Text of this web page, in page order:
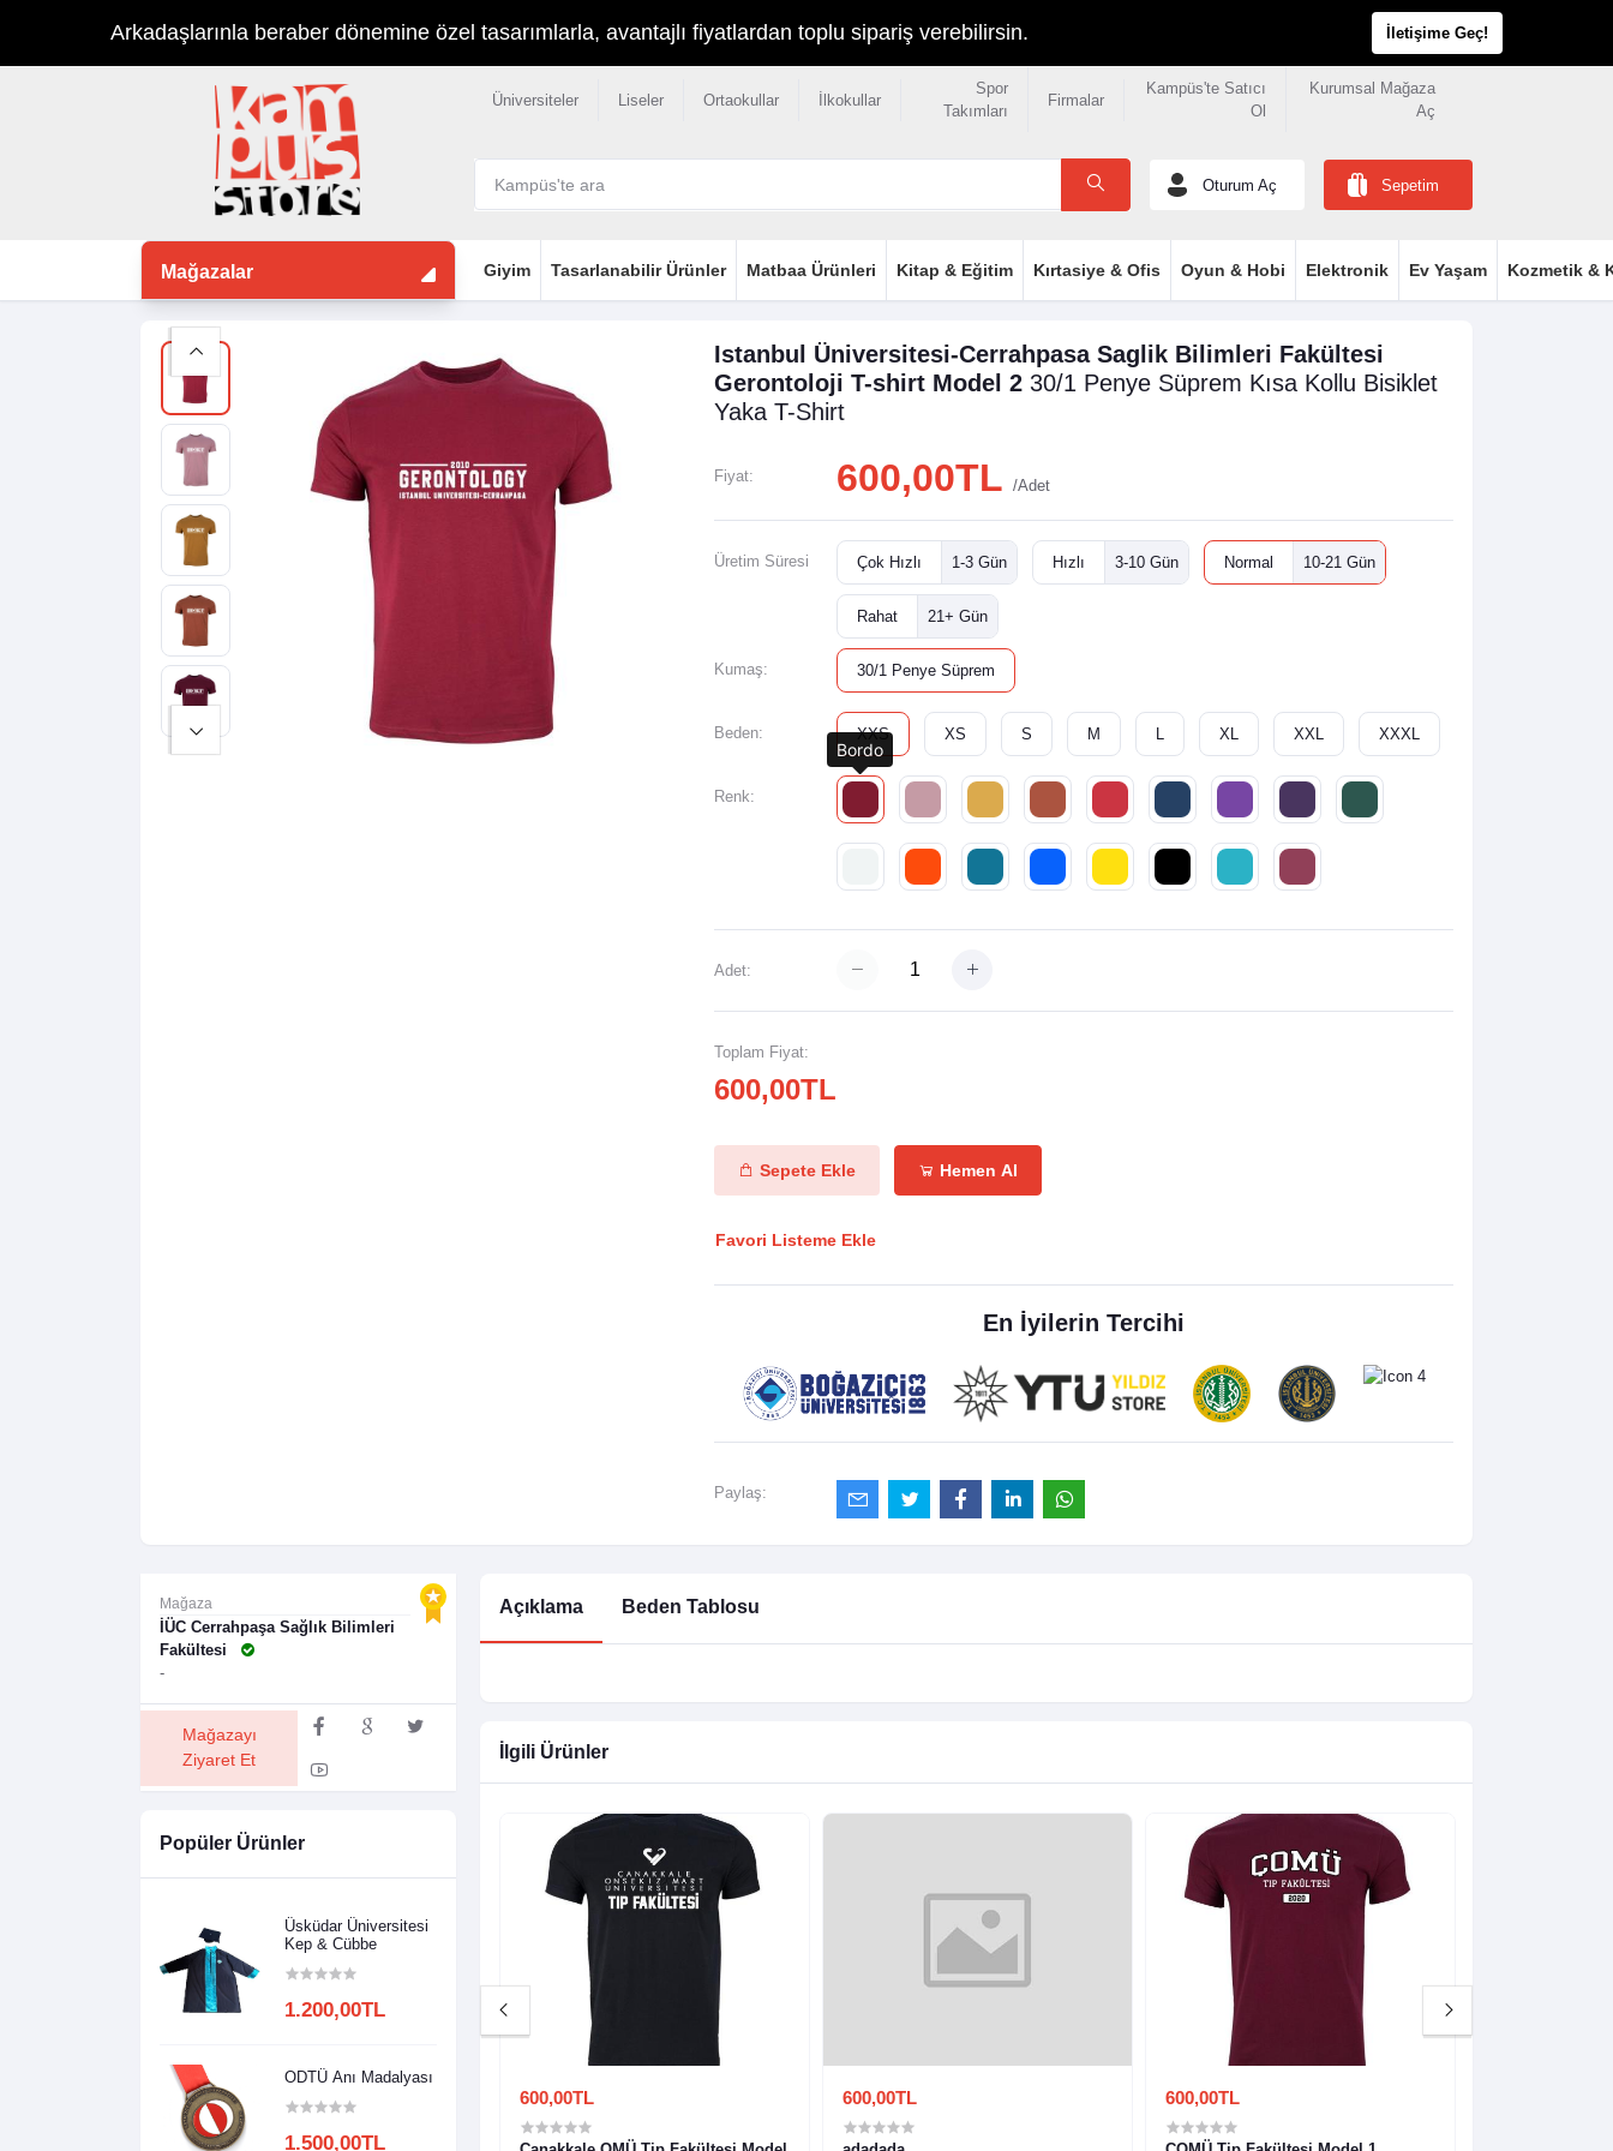
Arkadaşlarınla beraber dönemine özel tasarımlarla, avantajlı fiyatlardan toplu sipariş verebilirsin. İletişime Geç!
Üniversiteler Liseler Ortaokullar İlkokullar
Spor
Takımları
Firmalar
Kampüs'te Satıcı
Ol
Kurumsal Mağaza
Aç
Oturum Aç Sepetim
Mağazalar Giyim Tasarlanabilir Ürünler Matbaa Ürünleri Kitap & Eğitim Kırtasiye & Ofis Oyun & Hobi Elektronik Ev Yaşam Kozmetik &
Istanbul Üniversitesi-Cerrahpasa Saglik Bilimleri Fakültesi
Gerontoloji T-shirt Model 2 30/1 Penye Süprem Kısa Kollu Bisiklet
Yaka T-Shirt
Fiyat: 600,00TL/Adet
Üretim Süresi Çok Hızlı 1-3 Gün Hızlı 3-10 Gün Normal 10-21 Gün
Rahat 21+ Gün
Kumaş: 30/1 Penye Süprem
Beden: XXS XS S M L XL XXL XXXL
Renk:
Adet:
Toplam Fiyat:
600,00TL
Sepete Ekle Hemen Al
Favori Listeme Ekle
En İyilerin Tercihi
Paylaş:
Mağaza
İÜC Cerrahpaşa Sağlık Bilimleri
Fakültesi
-
Mağazayı
Ziyaret Et
Popüler Ürünler
Üsküdar Üniversitesi
Kep & Cübbe
1.200,00TL
ODTÜ Anı Madalyası
1.500,00TL
Açıklama Beden Tablosu
İlgili Ürünler
0,00TL 600,00TL 600,00TL 600,00TL
Bordo